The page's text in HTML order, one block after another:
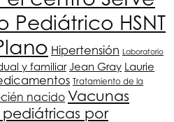
Pediátrico HSNT
Hipertensión Laboratorio
y familiar Jean Gray Laurie
Tratamiento de la
nacido Vacunas
pediátricas por